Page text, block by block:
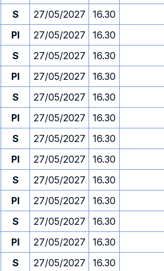
S 27/05/2027 16.30
PI 27/05/2027 16.30
S 27/05/2027 16.30
PI 27/05/2027 16.30
S 27/05/2027 16.30
PI 27/05/2027 16.30
S 27/05/2027 16.30
PI 27/05/2027 16.30
S 27/05/2027 16.30
PI 27/05/2027 16.30
S 27/05/2027 16.30
PI 27/05/2027 16.30
S 27/05/2027 16.30